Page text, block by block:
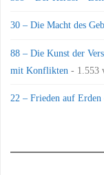
30 – Die Macht des
88 – Die Kunst der
mit Konflikten - 1.553
22 – Frieden auf Erden